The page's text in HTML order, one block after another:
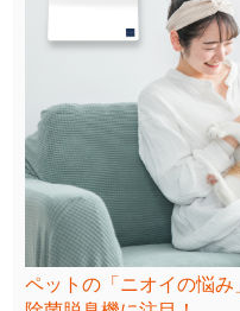
ペットの「ニオイの悩